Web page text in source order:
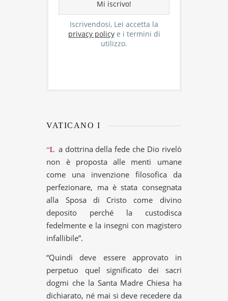
Iscrivendosi, Lei accetta la
privacy policye i termini di
utilizzo.
VATICANO I
“La dottrina della fede che Dio rivelò
non è proposta alle menti umane
come una invenzione filosofica da
perfezionare, ma è stata consegnata
alla Sposa di Cristo come divino
deposito perché la custodisca
fedelmente e la insegni con magistero
infallibile”.
“Quindi deve essere approvato in
perpetuo quel significato dei sacri
dogmi che la Santa Madre Chiesa ha
dichiarato, né mai si deve recedere da